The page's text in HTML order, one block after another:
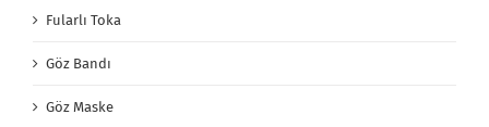
Fularlı Toka
Göz Bandı
Göz Maske